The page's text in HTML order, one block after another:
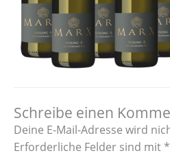
Schreibe einen
Deine E-Mail-Adresse wird
Erforderliche Felder sind mit *